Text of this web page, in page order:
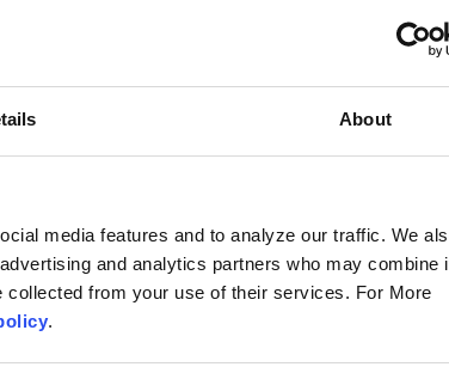
About
media features and to analyze our traffic. We
and analytics partners who may combine
collected from your use of their services. For More
.
งาน AWS ในกลุ่มธุรกิจท้องถิ่น ธุรกิ
น เช่น งบประมาณ หรือระบบการจัดการเพื่อใช้งา
งค่าใช้จ่ายทางด้านบุคลากร ค่าใช้จ่ายที่เกี่ยวข้อง
ญมาก
ก เพื่อสร้างระบบการดำเนินงานทั่วทั้งองค์กรของ
ในลักษณะการประเมินประสิทธิภาพระบบคลาวด์เพื่
ปรับปรุงต้นทุนให้มีประสิทธิภาพสูงสุด เราจะสนับส